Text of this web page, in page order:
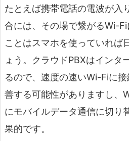
たとえば携帯電話の電波が入
合には、その場で繋がるWi-
ことはスマホを使っていれば
ょう。クラウドPBXはインタ
るので、速度の速いWi-Fiに
善する可能性がありますし、
にモバイルデータ通信に切り
果的です。